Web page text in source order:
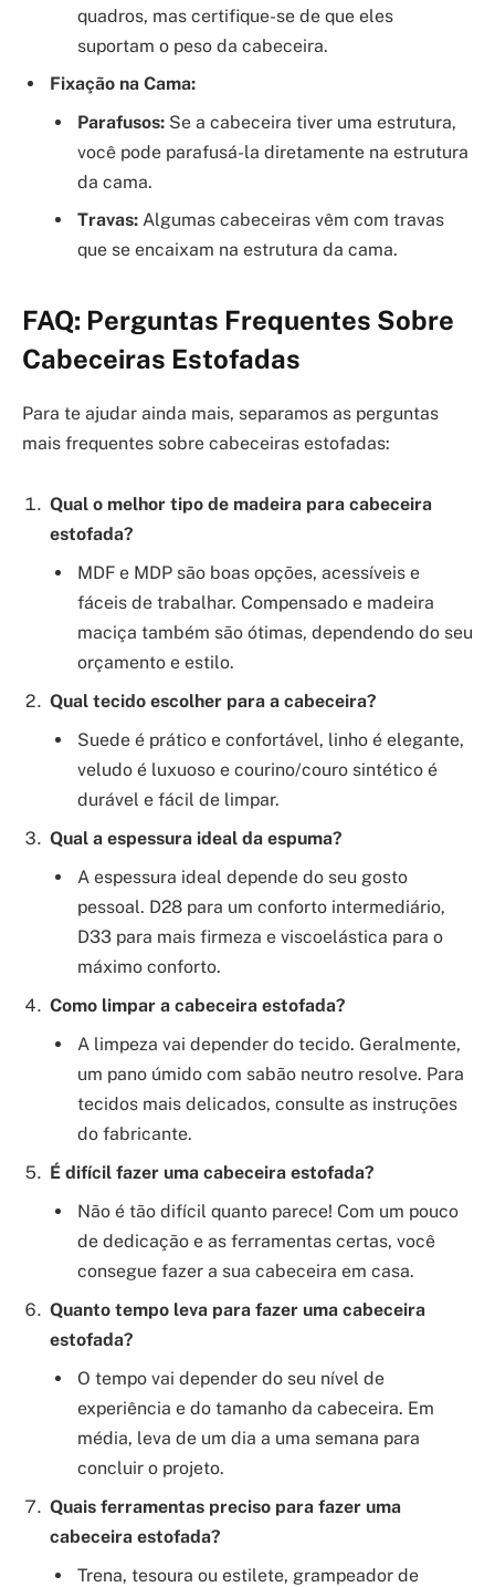
quadros, mas certifique-se de que eles
suportam o peso da cabeceira.
Fixação na Cama:
Parafusos: Se a cabeceira tiver uma estrutura,
você pode parafusá-la diretamente na estrutura
da cama.
Travas: Algumas cabeceiras vêm com travas
que se encaixam na estrutura da cama.
FAQ: Perguntas Frequentes Sobre
Cabeceiras Estofadas
Para te ajudar ainda mais, separamos as perguntas
mais frequentes sobre cabeceiras estofadas:
Qual o melhor tipo de madeira para cabeceira
estofada?
MDF e MDP são boas opções, acessíveis e
fáceis de trabalhar. Compensado e madeira
maciça também são ótimas, dependendo do seu
orçamento e estilo.
Qual tecido escolher para a cabeceira?
Suede é prático e confortável, linho é elegante,
veludo é luxuoso e courino/couro sintético é
durável e fácil de limpar.
Qual a espessura ideal da espuma?
A espessura ideal depende do seu gosto
pessoal. D28 para um conforto intermediário,
D33 para mais firmeza e viscoelástica para o
máximo conforto.
Como limpar a cabeceira estofada?
A limpeza vai depender do tecido. Geralmente,
um pano úmido com sabão neutro resolve. Para
tecidos mais delicados, consulte as instruções
do fabricante.
É difícil fazer uma cabeceira estofada?
Não é tão difícil quanto parece! Com um pouco
de dedicação e as ferramentas certas, você
consegue fazer a sua cabeceira em casa.
Quanto tempo leva para fazer uma cabeceira
estofada?
O tempo vai depender do seu nível de
experiência e do tamanho da cabeceira. Em
média, leva de um dia a uma semana para
concluir o projeto.
Quais ferramentas preciso para fazer uma
cabeceira estofada?
Trena, tesoura ou estilete, grampeador de